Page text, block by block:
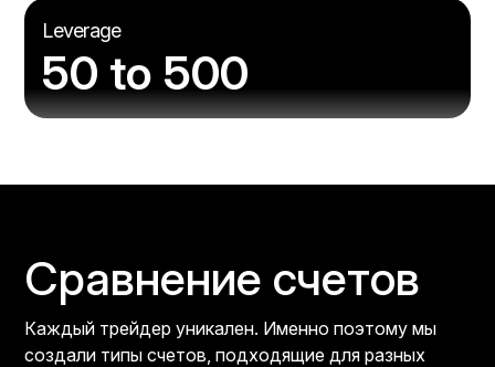
Leverage
50 to 500
Сравнение счетов
Каждый трейдер уникален. Именно поэтому мы
создали типы счетов, подходящие для разных